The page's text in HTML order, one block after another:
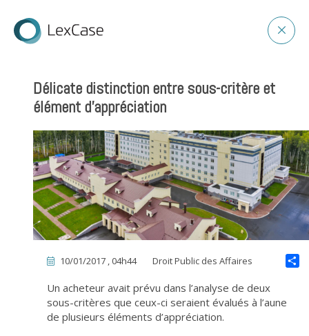
Délicate distinction entre sous-critère et
élément d’appréciation
10/01/2017 , 04h44 Droit Public des Affaires
Un acheteur avait prévu dans l’analyse de deux
sous-critères que ceux-ci seraient évalués à l’aune
de plusieurs éléments d’appréciation.